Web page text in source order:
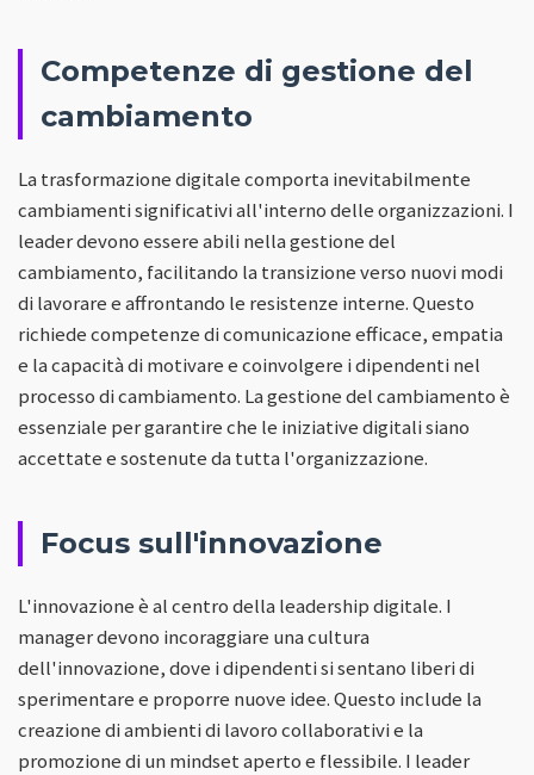
Competenze di gestione del
cambiamento
La trasformazione digitale comporta inevitabilmente
cambiamenti significativi all'interno delle organizzazioni. I
leader devono essere abili nella gestione del
cambiamento, facilitando la transizione verso nuovi modi
di lavorare e affrontando le resistenze interne. Questo
richiede competenze di comunicazione efficace, empatia
e la capacità di motivare e coinvolgere i dipendenti nel
processo di cambiamento. La gestione del cambiamento è
essenziale per garantire che le iniziative digitali siano
accettate e sostenute da tutta l'organizzazione.
Focus sull'innovazione
L'innovazione è al centro della leadership digitale. I
manager devono incoraggiare una cultura
dell'innovazione, dove i dipendenti si sentano liberi di
sperimentare e proporre nuove idee. Questo include la
creazione di ambienti di lavoro collaborativi e la
promozione di un mindset aperto e flessibile. I leader